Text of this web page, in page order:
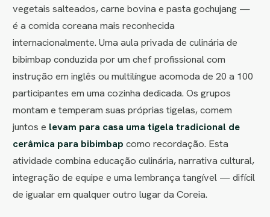
vegetais salteados, carne bovina e pasta gochujang —
é a comida coreana mais reconhecida
internacionalmente. Uma aula privada de culinária de
bibimbap conduzida por um chef profissional com
instrução em inglês ou multilíngue acomoda de 20 a 100
participantes em uma cozinha dedicada. Os grupos
montam e temperam suas próprias tigelas, comem
juntos e levam para casa uma tigela tradicional de
cerâmica para bibimbap como recordação. Esta
atividade combina educação culinária, narrativa cultural,
integração de equipe e uma lembrança tangível — difícil
de igualar em qualquer outro lugar da Coreia.